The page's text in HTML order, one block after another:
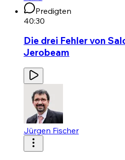
Predigten
40:30
Die drei Fehler von
Jerobeam
Jürgen Fischer